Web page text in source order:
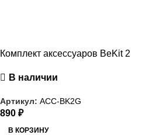
Комплект аксессуаров BeKit 2
В наличии
Артикул: ACC-BK2G
890 ₽
В КОРЗИНУ